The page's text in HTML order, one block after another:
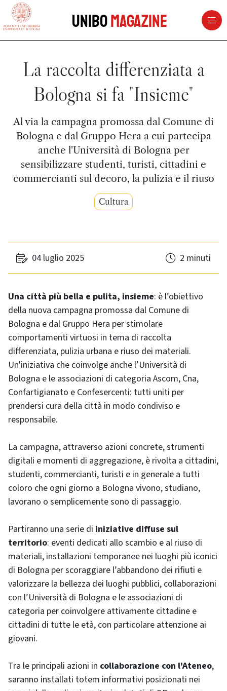
vai al contenuto della pagina
UniboMagazine
La raccolta differenziata a
Bologna si fa "Insieme"
Al via la campagna promossa dal Comune di
Bologna e dal Gruppo Hera a cui partecipa
anche l'Università di Bologna per
sensibilizzare studenti, turisti, cittadini e
commercianti sul decoro, la pulizia e il riuso
Cultura
04 luglio 2025 2 minuti
Una città più bella e pulita, insieme: è l’obiettivo
della nuova campagna promossa dal Comune di
Bologna e dal Gruppo Hera per stimolare
comportamenti virtuosi in tema di raccolta
differenziata, pulizia urbana e riuso dei materiali.
Un'iniziativa che coinvolge anche l’Università di
Bologna e le associazioni di categoria Ascom, Cna,
Confartigianato e Confesercenti: tutti uniti per
prendersi cura della città in modo condiviso e
responsabile.
La campagna, attraverso azioni concrete, strumenti
digitali e momenti di aggregazione, è rivolta a cittadini,
studenti, commercianti, turisti e in generale a tutti
coloro che ogni giorno a Bologna vivono, studiano,
lavorano o semplicemente sono di passaggio.
Partiranno una serie di iniziative diffuse sul
territorio: eventi dedicati allo scambio e al riuso di
materiali, installazioni temporanee nei luoghi più iconici
di Bologna per scoraggiare l’abbandono dei rifiuti e
valorizzare la bellezza dei luoghi pubblici, collaborazioni
con l’Università di Bologna e le associazioni di
categoria per coinvolgere attivamente cittadine e
cittadini di tutte le età, con particolare attenzione ai
giovani.
Tra le principali azioni in collaborazione con l'Ateneo,
saranno installati totem informativi posizionati nei